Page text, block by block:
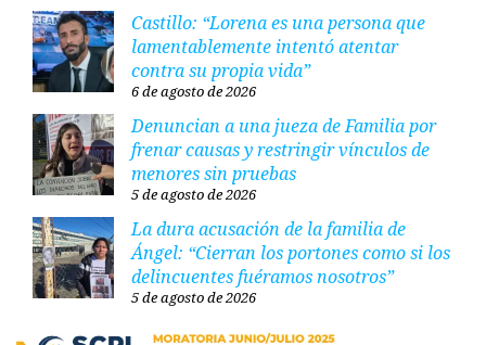
Castillo: “Lorena es una persona que
lamentablemente intentó atentar
contra su propia vida”
6 de agosto de 2026
Denuncian a una jueza de Familia por
frenar causas y restringir vínculos de
menores sin pruebas
5 de agosto de 2026
La dura acusación de la familia de
Ángel: “Cierran los portones como si los
delincuentes fuéramos nosotros”
5 de agosto de 2026